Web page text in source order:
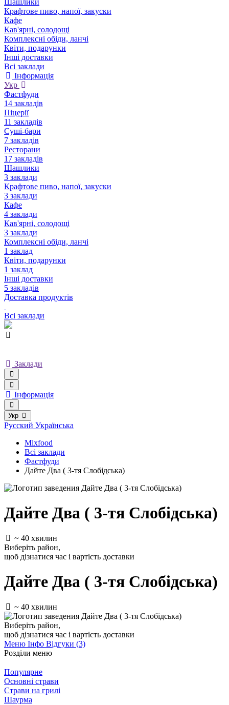
Шашлики
Крафтове пиво, напої, закуски
Кафе
Кав'ярні, солодощі
Комплексні обіди, ланчі
Квіти, подарунки
Інші доставки
Всі заклади
Інформація
Укр
Фастфуди
14 закладів
Піцерії
11 закладів
Суші-бари
7 закладів
Ресторани
17 закладів
Шашлики
3 заклади
Крафтове пиво, напої, закуски
3 заклади
Кафе
4 заклади
Кав'ярні, солодощі
3 заклади
Комплексні обіди, ланчі
1 заклад
Квіти, подарунки
1 заклад
Інші доставки
5 закладів
Доставка продуктів
Всі заклади
Заклади
Інформація
Укр
Русский Українська
Mixfood
Всі заклади
Фастфуди
Дайте Два ( 3-тя Слобідська)
Дайте Два ( 3-тя Слобідська)
~ 40 хвилин
Виберіть район,
щоб дізнатися час і вартість доставки
Дайте Два ( 3-тя Слобідська)
~ 40 хвилин
Виберіть район,
щоб дізнатися час і вартість доставки
Меню Інфо Відгуки (3)
Розділи меню
Популярне
Основні страви
Страви на грилі
Шаурма